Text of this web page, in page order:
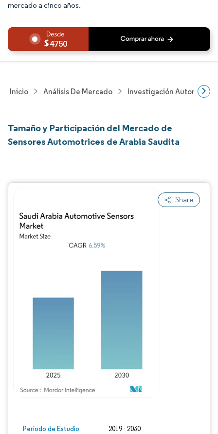
mercado a cinco años.
4750
Inicio Análisis De Mercado Investigación Automotriz
Tamaño y Participación del Mercado de
Sensores Automotrices de Arabia Saudita
Share
Período de Estudio 2019 - 2030